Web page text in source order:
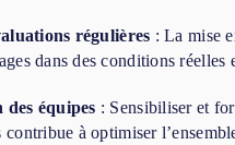
régulières : La mise
dans des conditions
équipes : Sensibiliser et
contribue à optimiser